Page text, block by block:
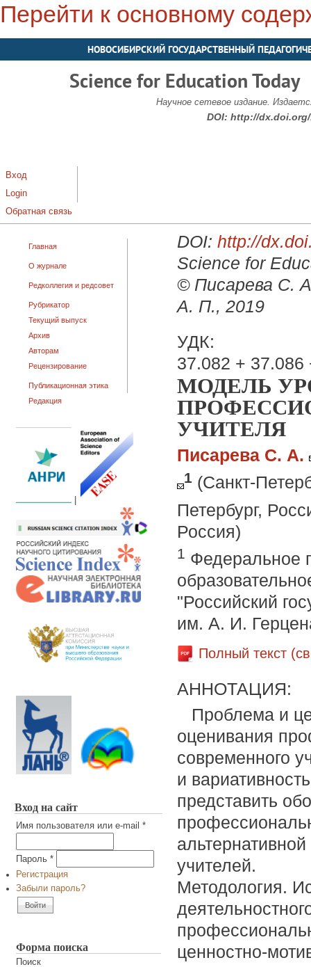
Перейти к основному
НОВОСИБИРСКИЙ ГОСУДАРСТВЕННЫЙ
Science for Education Today
Научное сетевое издание.
DOI: http://dx.doi.org/
Вход
Login
Обратная связь
Главная
О журнале
Редколлегия и редсовет
Рубрикатор
Текущий выпуск
Архив
Авторам
Рецензирование
Публикационная этика
Редакция
Вход на сайт
Имя пользователя или e-mail *
Пароль *
Регистрация
Забыли пароль?
Форма поиска
Поиск
DOI: http://
Science for
© Писарева С.
А. П., 2019
УДК:
37.082 + 37.086
МОДЕЛЬ
УЧИТЕЛЯ
Писарева С. А.
1 (Санкт-
Петербург,
Россия)
1 Федеральное
"Российский
им. А. И.
Полный текст
АННОТАЦИЯ:
Проблема и
оценивания
современного
и
представить
учителей.
Методология.
ценностно-